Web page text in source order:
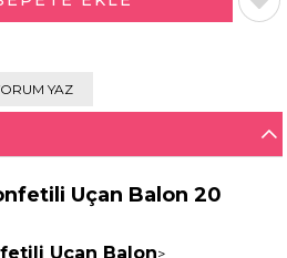
YAZ
Uçan Balon 20
Uçan Balon>